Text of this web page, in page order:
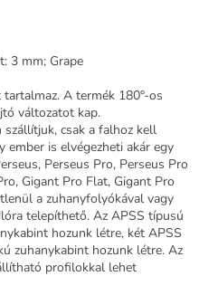
3 mm; Grape
A termék 180°-os
változatot kap.
csak a falhoz kell
ember is elvégezheti akár egy
Perseus Pro, Perseus Pro
Gigant Pro Flat, Gigant Pro
a zuhanyfolyókával vagy
telepíthető. Az APSS típusú
hozunk létre, két APSS
zuhanykabint hozunk létre. Az
profilokkal lehet